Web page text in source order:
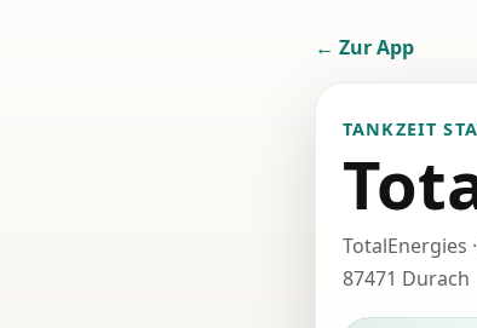
← Zur App
TANKZEIT
TotalEnergies
87471 Durach